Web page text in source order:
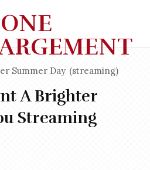
Summer Day (streaming)
A Brighter
Streaming